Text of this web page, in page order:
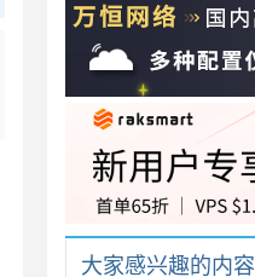
大家感兴趣的内容